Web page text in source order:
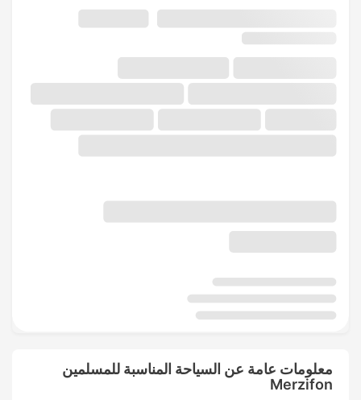
معلومات عامة عن السياحة المناسبة للمسلمين
Merzifon